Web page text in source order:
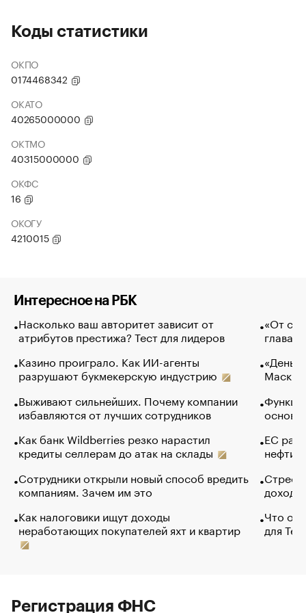
Коды статистики
ОКПО
0174468342
ОКАТО
40265000000
ОКТМО
40315000000
ОКФС
16
ОКОГУ
4210015
Интересное на РБК
Насколько ваш авторитет зависит от
атрибутов престижа? Тест для лидеров
Казино проиграло. Как ИИ-агенты
разрушают букмекерскую индустрию
Выживают сильнейших. Почему компании
избавляются от лучших сотрудников
Как банк Wildberries резко нарастил
кредиты селлерам до атак на склады
Сотрудники открыли новый способ вредить
компаниям. Зачем им это
Как налоговики ищут доходы
неработающих покупателей яхт и квартир
«От
глава
Маск в
основ
ЕС
нефти
Что
для
Регистрация ФНС